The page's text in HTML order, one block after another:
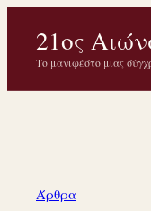
περιεχόμενο
21ος
Το μανιφέστο μιας
Άρθρα